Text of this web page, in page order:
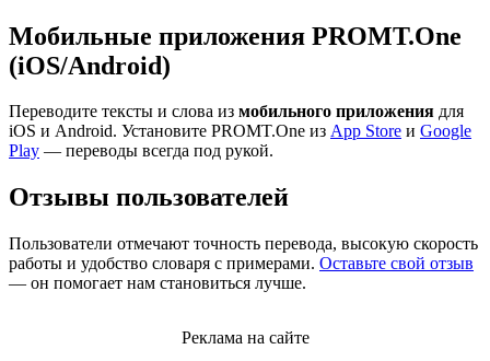
Мобильные приложения PROMT.One
(iOS/Android)
Переводите тексты и слова из мобильного приложения для
iOS и Android. Установите PROMT.One из App Store и Google
Play — переводы всегда под рукой.
Отзывы пользователей
Пользователи отмечают точность перевода, высокую скорость
работы и удобство словаря с примерами. Оставьте свой отзыв
— он помогает нам становиться лучше.
Реклама на сайте